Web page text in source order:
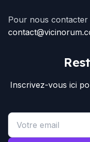
Pour nous contacter
Inscrivez-vous ici
Email address